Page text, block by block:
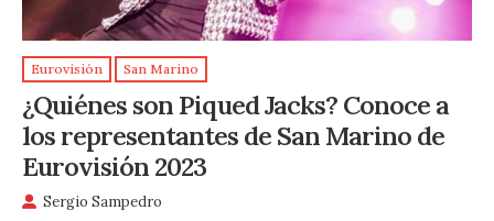
Eurovisión San Marino
¿Quiénes son Piqued Jacks? Conoce a
los representantes de San Marino de
Eurovisión 2023
Sergio Sampedro